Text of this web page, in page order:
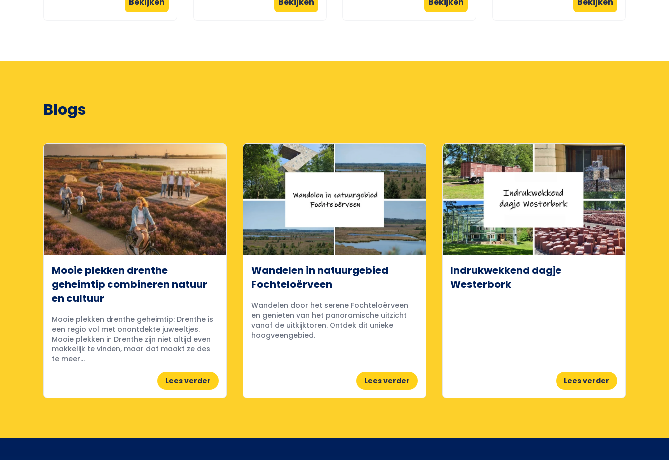
Blogs
Mooie plekken drenthe
geheimtip combineren natuur
en cultuur
Mooie plekken drenthe geheimtip: Drenthe is
een regio vol met onontdekte juweeltjes.
Mooie plekken in Drenthe zijn niet altijd even
makkelijk te vinden, maar dat maakt ze des
te meer...
Lees verder
Wandelen in natuurgebied
Fochteloërveen
Wandelen door het serene Fochteloërveen
en genieten van het panoramische uitzicht
vanaf de uitkijktoren. Ontdek dit unieke
hoogveengebied.
Lees verder
Indrukwekkend dagje
Westerbork
Lees verder